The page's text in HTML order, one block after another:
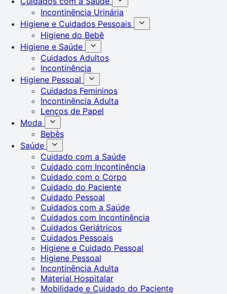
Incontinência Urinária
Higiene e Cuidados Pessoais
Higiene do Bebê
Higiene e Saúde
Cuidados Adultos
Incontinência
Higiene Pessoal
Cuidados Femininos
Incontinência Adulta
Lenços de Papel
Moda
Bebês
Saúde
Cuidado com a Saúde
Cuidado com Incontinência
Cuidado com o Corpo
Cuidado do Paciente
Cuidado Pessoal
Cuidados com a Saúde
Cuidados com Incontinência
Cuidados Geriátricos
Cuidados Pessoais
Higiene e Cuidado Pessoal
Higiene Pessoal
Incontinência Adulta
Material Hospitalar
Mobilidade e Cuidado do Paciente